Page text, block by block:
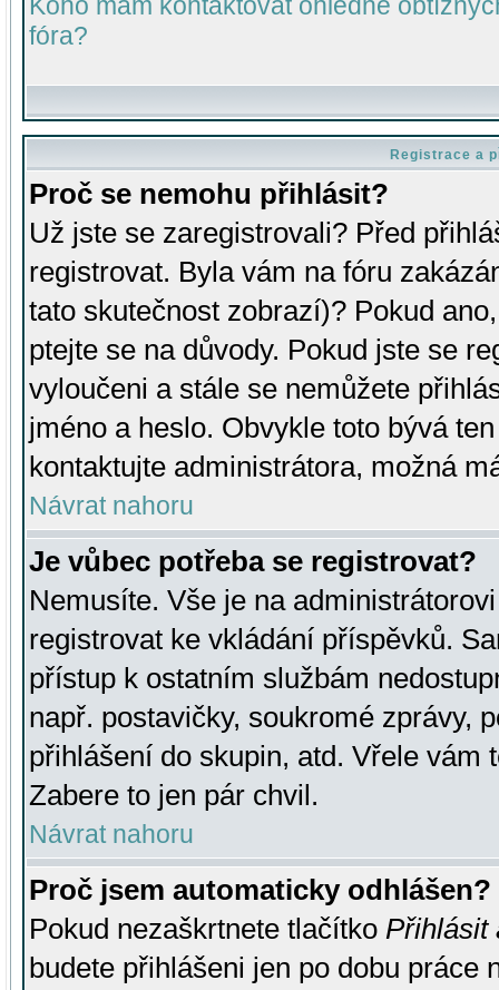
fóra?
Registrace a
Proč se nemohu přihlásit?
Už jste se zaregistrovali? Před
registrovat. Byla vám na fóru
tato skutečnost zobrazí)? Pokud
ptejte se na důvody. Pokud jste se
vyloučeni a stále se nemůžete
jméno a heslo. Obvykle toto bývá
kontaktujte administrátora, možná
Návrat nahoru
Je vůbec potřeba se registrovat?
Nemusíte. Vše je na
registrovat ke vkládání příspěvků.
přístup k ostatním službám
např. postavičky, soukromé zprávy,
přihlášení do skupin, atd. Vřele vám
Zabere to jen pár chvil.
Návrat nahoru
Proč jsem automaticky odhlášen?
Pokud nezaškrtnete tlačítko Přihlásit
budete přihlášeni jen po dobu práce